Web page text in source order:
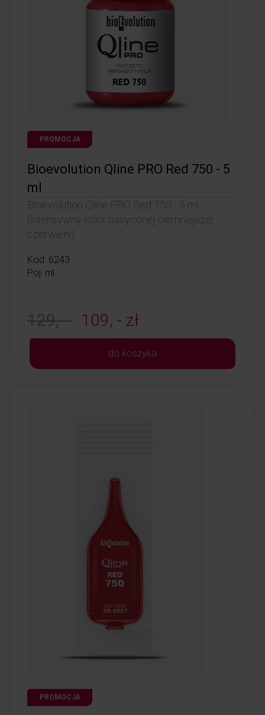
PROMOCJA
Bioevolution Qline PRO Red 750 - 5
ml
Bioevolution Qline PRO Red 750 - 5 ml
(intensywny kolor nasyconej ciemniejszej
czerwieni)
Kod: 6243
Poj: ml
129, - 109, - zł
do koszyka
PROMOCJA